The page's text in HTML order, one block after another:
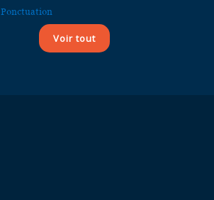
Ponctuation
Voir tout